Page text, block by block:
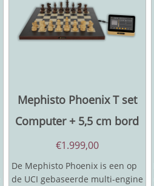
Mephisto Phoenix T set
Computer + 5,5 cm bord
€1.999,00
De Mephisto Phoenix is een op
de UCI gebaseerde multi-engine